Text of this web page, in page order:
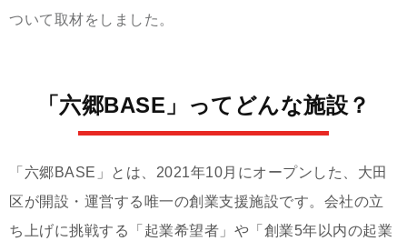
ついて取材をしました。
「六郷BASE」ってどんな施設？
「六郷BASE」とは、2021年10月にオープンした、大田
区が開設・運営する唯一の創業支援施設です。会社の立
ち上げに挑戦する「起業希望者」や「創業5年以内の起業